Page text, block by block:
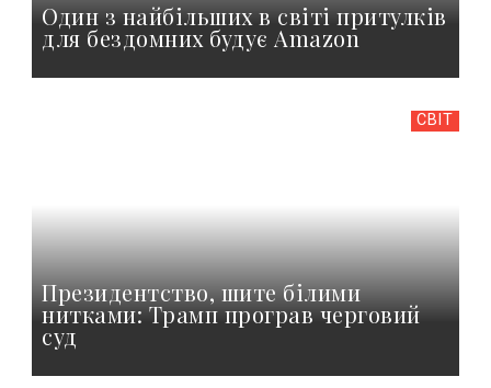
Один з найбільших в світі притулків
для бездомних будує Amazon
СВІТ
Президентство, шите білими
нитками: Трамп програв черговий
суд